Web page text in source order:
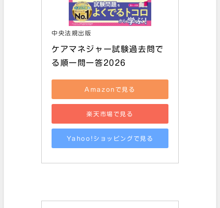
中央法規出版
ケアマネジャー試験過去問で
る順一問一答2026
Amazonで見る
楽天市場で見る
Yahoo!ショッピングで見る